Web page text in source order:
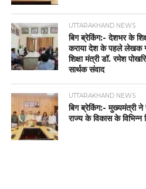
UTTARAKHAND NEWS
बिग ब्रेकिंग:- देशभर के
कराया देश के पहले लेखक
शिक्षा मंत्री डॉ. रमेश
सार्थक संवाद
UTTARAKHAND NEWS
बिग ब्रेकिंग:- मुख्यमंत्री
राज्य के विकास के विभिन्न